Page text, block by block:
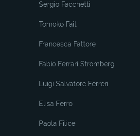
Sergio Facchetti
Tomoko Fait
Francesca Fattore
Fabio Ferrari Stromberg
Luigi Salvatore Ferreri
Elisa Ferro
Paola Filice